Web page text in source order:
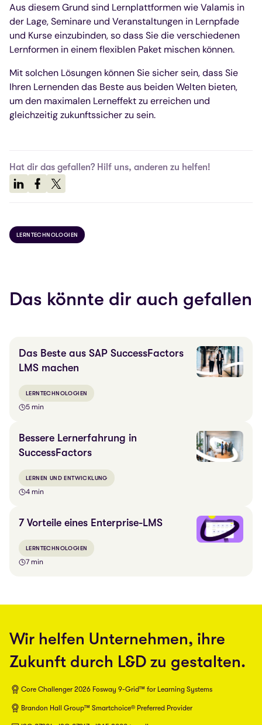
Aus diesem Grund sind Lernplattformen wie Valamis in
der Lage, Seminare und Veranstaltungen in Lernpfade
und Kurse einzubinden, so dass Sie die verschiedenen
Lernformen in einem flexiblen Paket mischen können.
Mit solchen Lösungen können Sie sicher sein, dass Sie
Ihren Lernenden das Beste aus beiden Welten bieten,
um den maximalen Lerneffekt zu erreichen und
gleichzeitig zukunftssicher zu sein.
Hat dir das gefallen? Hilf uns, anderen zu helfen!
LERNTECHNOLOGIEN
Das könnte dir auch gefallen
LERNTECHNOLOGIEN
5 min
Das Beste aus SAP SuccessFactors
LMS machen
LERNEN UND ENTWICKLUNG
4 min
Bessere Lernerfahrung in
SuccessFactors
LERNTECHNOLOGIEN
7 min
7 Vorteile eines Enterprise-LMS
Wir helfen Unternehmen, ihre
Zukunft durch L&D zu gestalten.
Core Challenger 2026 Fosway 9-Grid™ for Learning Systems
Brandon Hall Group™ Smartchoice® Preferred Provider